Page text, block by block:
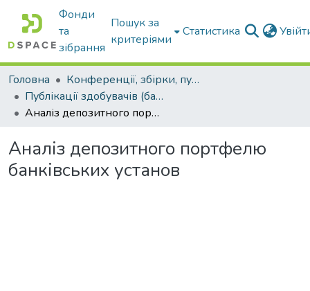
Фонди
та
зібрання
Пошук за
критеріями
Статистика
Головна
Конференції, збірки, публікації молодих вчених і здобувачів : магістрів, бакалаврів, аспірантів.
Публікації здобувачів (бакалаврів. магістрів, аспірантів)
Аналіз депозитного портфелю банківських установ
Аналіз депозитного портфелю
банківських установ